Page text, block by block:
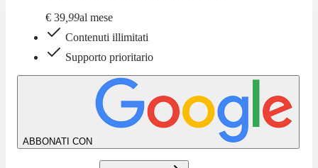
€ 39 99al mese
Contenuti illimitati
Supporto prioritario
ABBONATI CON